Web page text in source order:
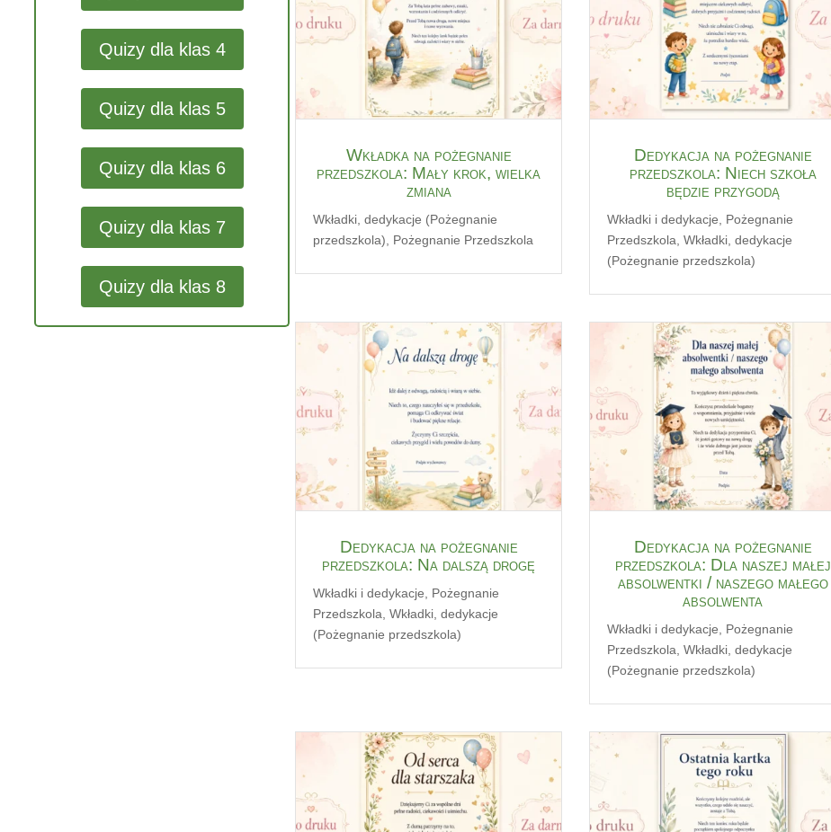
Quizy dla klas 4
Quizy dla klas 5
Quizy dla klas 6
Quizy dla klas 7
Quizy dla klas 8
Wkładka na pożegnanie
przedszkola: Mały krok, wielka
zmiana
Wkładki, dedykacje (Pożegnanie
przedszkola)
Pożegnanie Przedszkola
Dedykacja na pożegnanie
przedszkola: Niech szkoła
będzie przygodą
Wkładki i dedykacje
Pożegnanie
Przedszkola ,Wkładki, dedykacje
(Pożegnanie przedszkola)
Dedykacja na pożegnanie
przedszkola: Na dalszą drogę
Wkładki i dedykacje, Pożegnanie
Przedszkola, Wkładki, dedykacje
(Pożegnanie przedszkola)
Dedykacja na pożegnanie
przedszkola: Dla naszej małej
absolwentki / naszego małego
absolwenta
Wkładki i dedykacje, Pożegnanie
Przedszkola,Wkładki, dedykacje
(Pożegnanie przedszkola)